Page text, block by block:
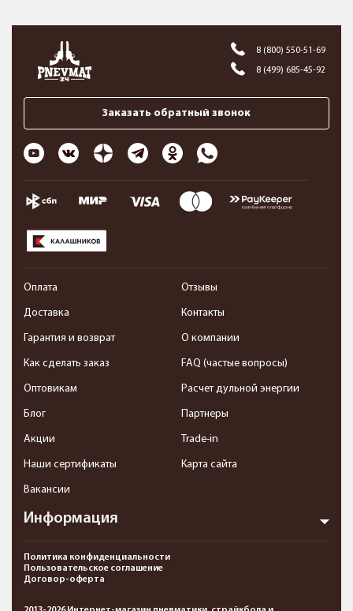
8 (800) 550-51-69
8 (499) 685-45-92
Заказать обратный звонок
Информация
Оплата
Доставка
Гарантия и возврат
Как сделать заказ
Оптовикам
Блог
Акции
Наши сертификаты
Вакансии
Отзывы
Контакты
О компании
FAQ (частые вопросы)
Расчет дульной энергии
Партнеры
Trade-in
Карта сайта
Политика конфиденциальности
Пользовательское соглашение
Договор-оферта